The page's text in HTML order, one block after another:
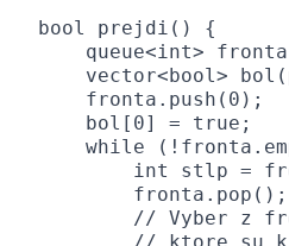
bool prejdi() {
queue<int>
vector<bool>
    fronta.push(0);
    bol[0] = true;
while
int stlp =
        fronta.pop();
// Vyber z